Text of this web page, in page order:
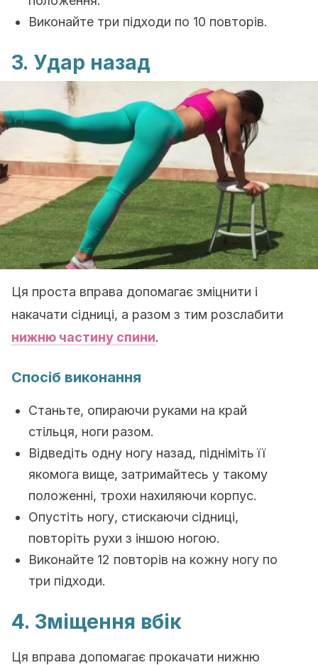
Виконайте три підходи по 10 повторів.
3. Удар назад
Ця проста вправа допомагає зміцнити і
накачати сідниці, а разом з тим розслабити
нижню частину спини.
Спосіб виконання
Станьте, опираючи руками на край
стільця, ноги разом.
Відведіть одну ногу назад, підніміть її
якомога вище, затримайтесь у такому
положенні, трохи нахиляючи корпус.
Опустіть ногу, стискаючи сідниці,
повторіть рухи з іншою ногою.
Виконайте 12 повторів на кожну ногу по
три підходи.
4. Зміщення вбік
Ця вправа допомагає прокачати нижню